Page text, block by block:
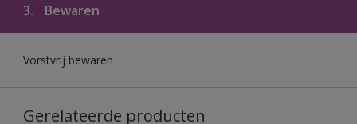
3. Bewaren
Vorstvrij bewaren
Gerelateerde producten